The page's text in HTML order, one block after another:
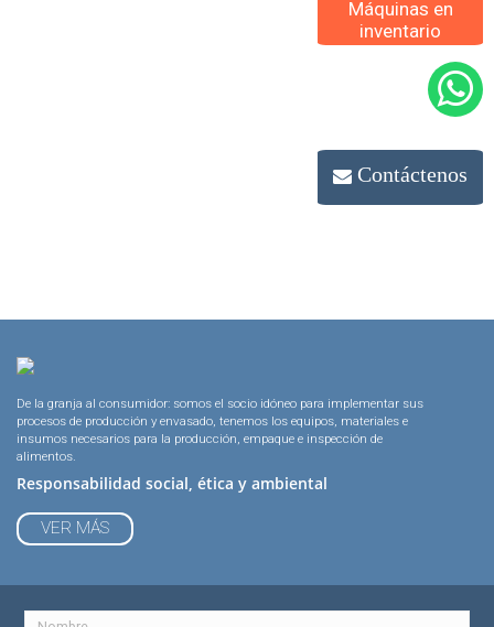
Contáctenos
Máquinas en
inventario
De la granja al consumidor: somos el socio idóneo para implementar sus
procesos de producción y envasado, tenemos los equipos, materiales e
insumos necesarios para la producción, empaque e inspección de
alimentos.
Responsabilidad social, ética y ambiental
VER MÁS